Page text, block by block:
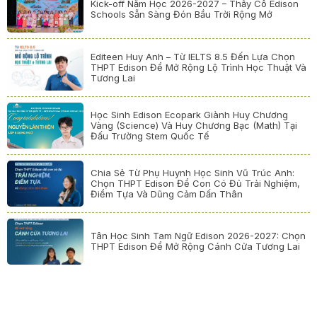
Kick-off Năm Học 2026-2027 – Thầy Cô Edison
Schools Sẵn Sàng Đón Bầu Trời Rộng Mở
Editeen Huy Anh – Từ IELTS 8.5 Đến Lựa Chọn
THPT Edison Để Mở Rộng Lộ Trình Học Thuật Và
Tương Lai
Học Sinh Edison Ecopark Giành Huy Chương
Vàng (Science) Và Huy Chương Bạc (Math) Tại
Đấu Trường Stem Quốc Tế
Chia Sẻ Từ Phụ Huynh Học Sinh Vũ Trúc Anh:
Chọn THPT Edison Để Con Có Đủ Trải Nghiệm,
Điểm Tựa Và Dũng Cảm Dấn Thân
Tân Học Sinh Tam Ngữ Edison 2026-2027: Chọn
THPT Edison Để Mở Rộng Cánh Cửa Tương Lai